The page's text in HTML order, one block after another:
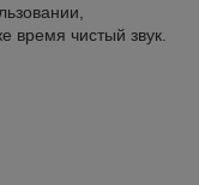
время чистый звук.